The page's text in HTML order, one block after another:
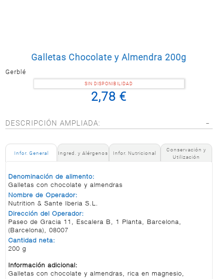
Galletas Chocolate y Almendra 200g
Gerblé
SIN DISPONIBILIDAD
2,78 €
DESCRIPCIÓN AMPLIADA:
Infor. General Ingred. y Alérgenos Infor. Nutricional
Conservación y
Utilización
Denominación de alimento:
Galletas con chocolate y almendras
Nombre de Operador:
Nutrition & Sante Iberia S.L.
Dirección del Operador:
Paseo de Gracia 11, Escalera B, 1 Planta, Barcelona,
(Barcelona), 08007
Cantidad neta:
200 g
Información adicional:
Galletas con chocolate y almendras, rica en magnesio,